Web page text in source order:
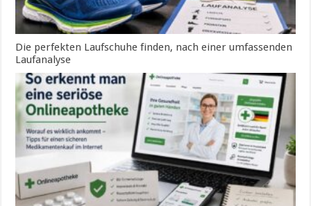
Die perfekten Laufschuhe finden, nach einer umfassenden
Laufanalyse